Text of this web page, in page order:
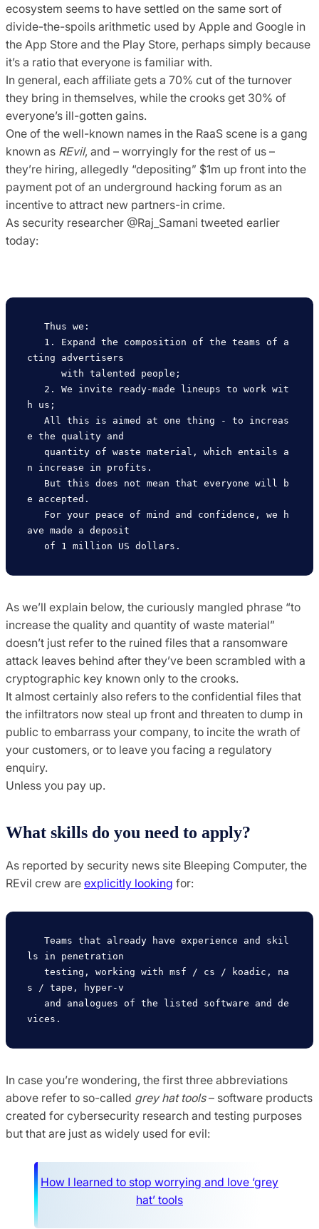
ecosystem seems to have settled on the same sort of
divide-the-spoils arithmetic used by Apple and Google in
the App Store and the Play Store, perhaps simply because
it’s a ratio that everyone is familiar with.
In general, each affiliate gets a 70% cut of the turnover
they bring in themselves, while the crooks get 30% of
everyone’s ill-gotten gains.
One of the well-known names in the RaaS scene is a gang
known as REvil, and – worryingly for the rest of us –
they’re hiring, allegedly “depositing” $1m up front into the
payment pot of an underground hacking forum as an
incentive to attract new partners-in crime.
As security researcher @Raj_Samani tweeted earlier
today:
cting advertisers
h us;
e the quality and
n increase in profits.
e accepted.
ave made a deposit
As we’ll explain below, the curiously mangled phrase “to
increase the quality and quantity of waste material”
doesn’t just refer to the ruined files that a ransomware
attack leaves behind after they’ve been scrambled with a
cryptographic key known only to the crooks.
It almost certainly also refers to the confidential files that
the infiltrators now steal up front and threaten to dump in
public to embarrass your company, to incite the wrath of
your customers, or to leave you facing a regulatory
enquiry.
Unless you pay up.
What skills do you need to apply?
As reported by security news site Bleeping Computer, the
REvil crew are explicitly looking for:
ls in penetration
s / tape, hyper-v
In case you’re wondering, the first three abbreviations
above refer to so-called grey hat tools– software products
created for cybersecurity research and testing purposes
but that are just as widely used for evil:
How I learned to stop worrying and love ‘grey
hat’ tools